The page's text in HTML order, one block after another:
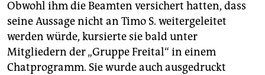
Obwohl ihm die Beamten versichert hatten, dass
seine Aussage nicht an Timo S. weitergeleitet
werden würde, kursierte sie bald unter
Mitgliedern der „Gruppe Freital“ in einem
Chatprogramm. Sie wurde auch ausgedruckt